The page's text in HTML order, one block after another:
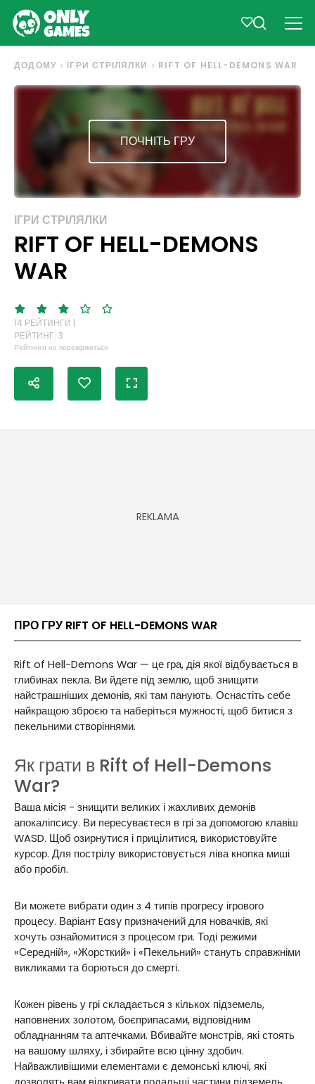
ДОДОМУ ІГРИ СТРІЛЯЛКИ RIFT OF HELL-DEMONS WAR
ПОЧНІТЬ ГРУ
ІГРИ СТРІЛЯЛКИ
RIFT OF HELL-DEMONS
WAR
14 РЕЙТИНГИ |
РЕЙТИНГ: 3
Рейтинги не перевіряються
ПРО ГРУ RIFT OF HELL-DEMONS WAR
Rift of Hell-Demons War — це гра, дія якої відбувається в
глибинах пекла. Ви йдете під землю, щоб знищити
найстрашніших демонів, які там панують. Оснастіть себе
найкращою зброєю та наберіться мужності, щоб битися з
пекельними створіннями.
Як грати в Rift of Hell-Demons
War?
Ваша місія - знищити великих і жахливих демонів
апокаліпсису. Ви пересуваєтеся в грі за допомогою клавіш
WASD. Щоб озирнутися і прицілитися, використовуйте
курсор. Для пострілу використовується ліва кнопка миші
або пробіл.
Ви можете вибрати один з 4 типів прогресу ігрового
процесу. Варіант Easy призначений для новачків, які
хочуть ознайомитися з процесом гри. Тоді режими
«Середній», «Жорсткий» і «Пекельний» стануть справжніми
викликами та борються до смерті.
Кожен рівень у грі складається з кількох підземель,
наповнених золотом, боєприпасами, відповідним
обладнанням та аптечками. Вбивайте монстрів, які стоять
на вашому шляху, і збирайте всю цінну здобич.
Найважливішими елементами є демонські ключі, які